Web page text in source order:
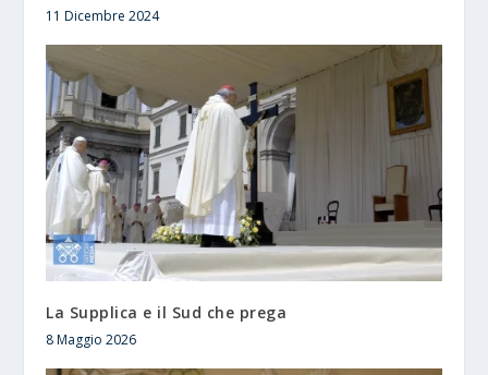
11 Dicembre 2024
La Supplica e il Sud che prega
8 Maggio 2026